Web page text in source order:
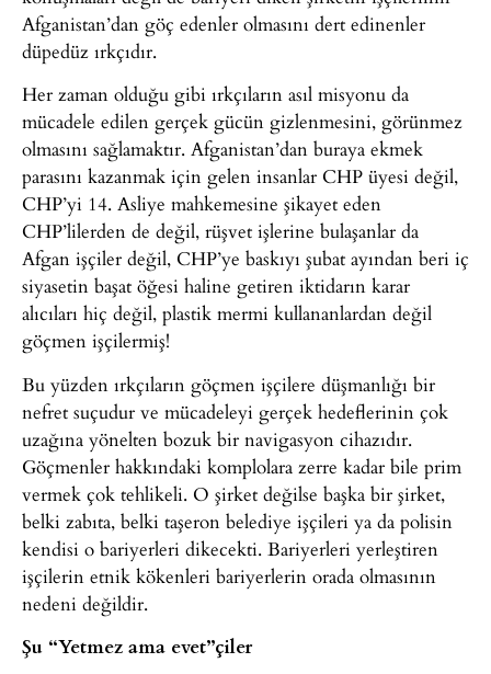
Afganistan’dan göç edenler olmasını dert edinenler
düpedüz ırkçıdır.
Her zaman olduğu gibi ırkçıların asıl misyonu da
mücadele edilen gerçek gücün gizlenmesini, görünmez
olmasını sağlamaktır. Afganistan’dan buraya ekmek
parasını kazanmak için gelen insanlar CHP üyesi değil,
CHP’yi 14. Asliye mahkemesine şikayet eden
CHP’lilerden de değil, rüşvet işlerine bulaşanlar da
Afgan işçiler değil, CHP’ye baskıyı şubat ayından beri iç
siyasetin başat öğesi haline getiren iktidarın karar
alıcıları hiç değil, plastik mermi kullananlardan değil
göçmen işçilermiş!
Bu yüzden ırkçıların göçmen işçilere düşmanlığı bir
nefret suçudur ve mücadeleyi gerçek hedeflerinin çok
uzağına yönelten bozuk bir navigasyon cihazıdır.
Göçmenler hakkındaki komplolara zerre kadar bile prim
vermek çok tehlikeli. O şirket değilse başka bir şirket,
belki zabıta, belki taşeron belediye işçileri ya da polisin
kendisi o bariyerleri dikecekti. Bariyerleri yerleştiren
işçilerin etnik kökenleri bariyerlerin orada olmasının
nedeni değildir.
Şu “Yetmez ama evet”çiler